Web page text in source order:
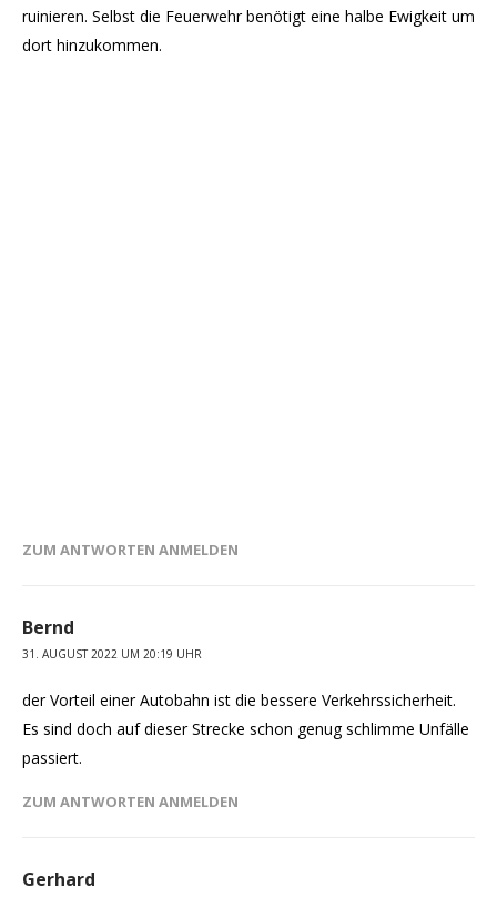
ruinieren. Selbst die Feuerwehr benötigt eine halbe Ewigkeit um
dort hinzukommen.
ZUM ANTWORTEN ANMELDEN
Bernd
31. AUGUST 2022 UM 20:19 UHR
der Vorteil einer Autobahn ist die bessere Verkehrssicherheit.
Es sind doch auf dieser Strecke schon genug schlimme Unfälle
passiert.
ZUM ANTWORTEN ANMELDEN
Gerhard